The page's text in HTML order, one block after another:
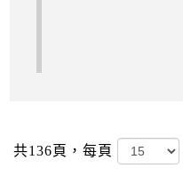
共136頁， 每頁